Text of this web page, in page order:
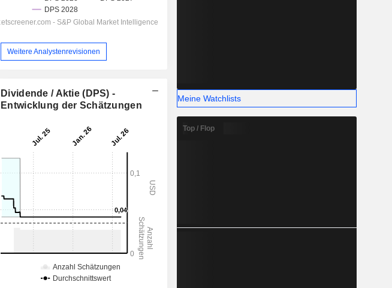
13,95
-
Weitere Analystenrevisionen
Dividende / Aktie (DPS) -
Entwicklung der Schätzungen
Meine Watchlists
Top / Flop